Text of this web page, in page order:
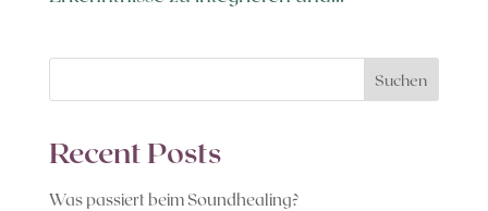
Suchen
Recent Posts
Was passiert beim Soundhealing?